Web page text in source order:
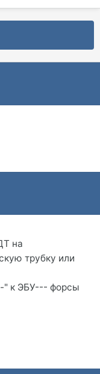
на
трубку или
" к ЭБУ--- форсы